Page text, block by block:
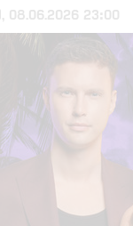
, 08.06.2026 23:00